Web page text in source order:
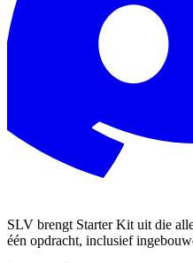
SLV brengt Starter Kit uit die
één opdracht, inclusief